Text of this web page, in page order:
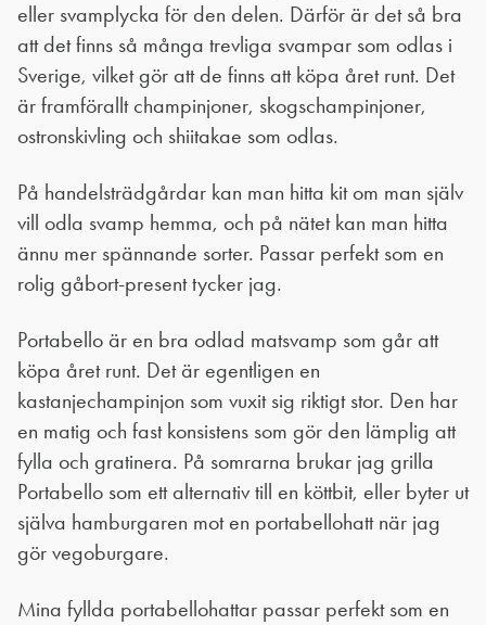
eller svamplycka för den delen. Därför är det så bra
att det finns så många trevliga svampar som odlas i
Sverige, vilket gör att de finns att köpa året runt. Det
är framförallt champinjoner, skogschampinjoner,
ostronskivling och shiitakae som odlas.
På handelsträdgårdar kan man hitta kit om man själv
vill odla svamp hemma, och på nätet kan man hitta
ännu mer spännande sorter. Passar perfekt som en
rolig gåbort-present tycker jag.
Portabello är en bra odlad matsvamp som går att
köpa året runt. Det är egentligen en
kastanjechampinjon som vuxit sig riktigt stor. Den har
en matig och fast konsistens som gör den lämplig att
fylla och gratinera. På somrarna brukar jag grilla
Portabello som ett alternativ till en köttbit, eller byter ut
själva hamburgaren mot en portabellohatt när jag
gör vegoburgare.
Mina fyllda portabellohattar passar perfekt som en